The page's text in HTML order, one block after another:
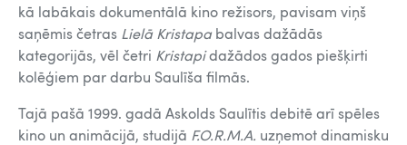
kā labākais dokumentālā kino režisors, pavisam viņš
saņēmis četras Lielā Kristapa balvas dažādās
kategorijās, vēl četri Kristapidažādos gados piešķirti
kolēģiem par darbu Saulīša filmās.
Tajā pašā 1999. gadā Askolds Saulītis debitē arī spēles
kino un animācijā, studijā F.O.R.M.A. uzņemot dinamisku